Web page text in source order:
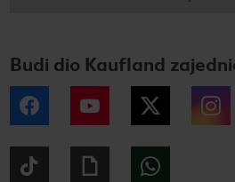
Budi dio Kaufland
Facebook YouTube Twitter
Giphy